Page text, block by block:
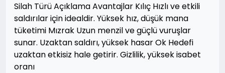
Silah Türü Açıklama Avantajlar Kılıç Hızlı ve etkili
saldırılar için idealdir. Yüksek hız, düşük mana
tüketimi Mızrak Uzun menzil ve güçlü vuruşlar
sunar. Uzaktan saldırı, yüksek hasar Ok Hedefi
uzaktan etkisiz hale getirir. Gizlilik, yüksek isabet
oranı